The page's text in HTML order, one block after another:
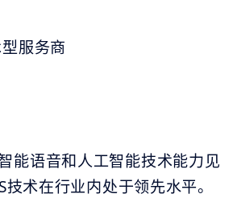
型服务商
能语音和人工智能技术能力见
技术在行业内处于领先水平。